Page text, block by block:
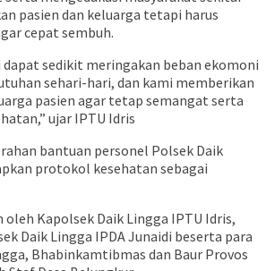
pasien dan keluarga tetapi harus
cepat sembuh.
dapat sedikit meringakan beban ekomoni
sehari-hari, dan kami memberikan
pasien agar tetap semangat serta
ujar IPTU Idris
bantuan personel Polsek Daik
protokol kesehatan sebagai
Kapolsek Daik Lingga IPTU Idris,
Daik Lingga IPDA Junaidi beserta para
Bhabinkamtibmas dan Baur Provos